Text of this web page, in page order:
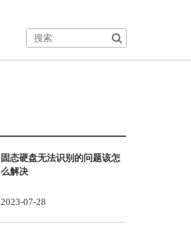
固态硬盘无法识别的问题该怎
么解决
2023-07-28